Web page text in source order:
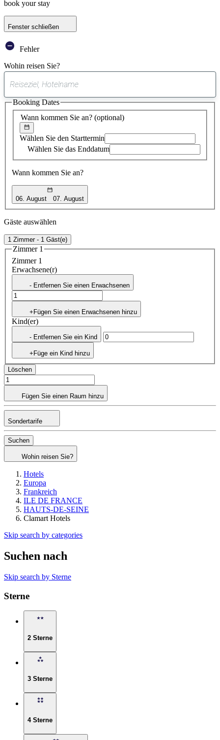
book your stay
Fenster schließen
Fehler
Wohin reisen Sie?
gefundener
Vorschlag
Wann kommen Sie an? (optional)
Wählen Sie den Starttermin
Wählen Sie das Enddatum
Wann kommen Sie an?
06. August 07. August
Booking Dates
Gäste auswählen
1 Zimmer - 1 Gäst(e)
Zimmer 1
Zimmer 1
Erwachsene(r)
- Entfernen Sie einen Erwachsenen
+Fügen Sie einen Erwachsenen hinzu
Kind(er)
- Entfernen Sie ein Kind
+Füge ein Kind hinzu
Löschen
Fügen Sie einen Raum hinzu
Sondertarife
Suchen
Wohin reisen Sie?
Hotels
Europa
Frankreich
ILE DE FRANCE
HAUTS-DE-SEINE
Clamart Hotels
Skip search by categories
Suchen nach
Skip search by Sterne
Sterne
2 Sterne
3 Sterne
4 Sterne